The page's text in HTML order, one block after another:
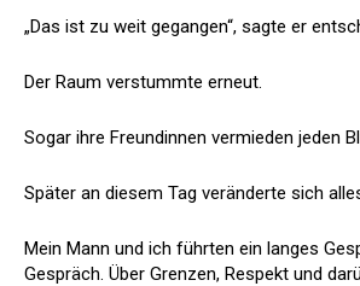
„Das ist zu weit gegangen“, sagte er
Der Raum verstummte erneut.
Sogar ihre Freundinnen vermieden jeden
Später an diesem Tag veränderte sich
Mein Mann und ich führten ein langes
Gespräch. Über Grenzen, Respekt und